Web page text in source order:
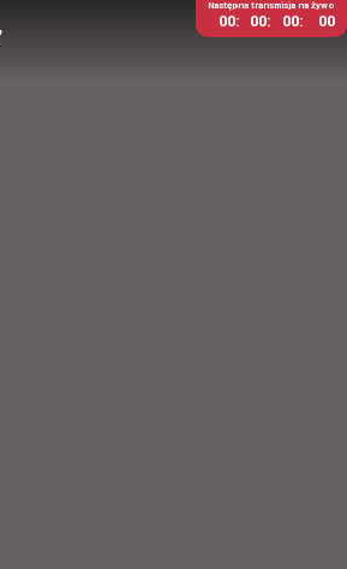
Następna transmisja na żywo
00 00 00 00